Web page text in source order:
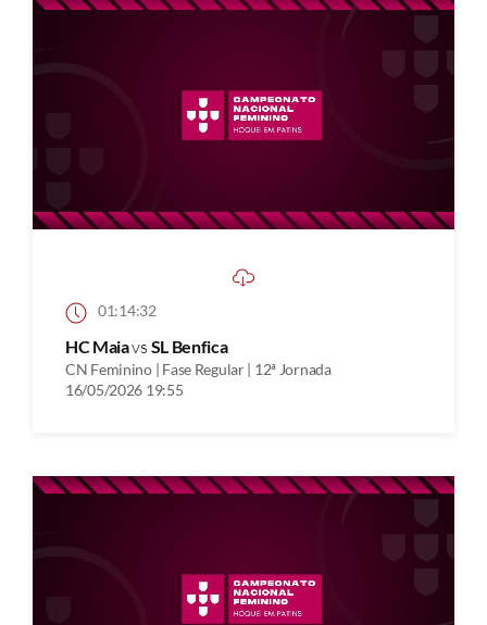
01:14:32
HC Maiavs SL Benfica
CN Feminino | Fase Regular | 12ª Jornada
16/05/2026 19:55